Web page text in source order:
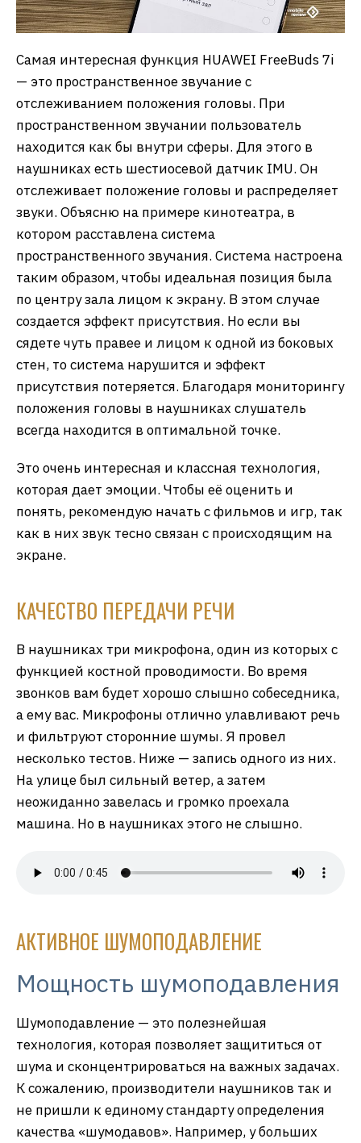
Самая интересная функция HUAWEI FreeBuds 7i
— это пространственное звучание с
отслеживанием положения головы. При
пространственном звучании пользователь
находится как бы внутри сферы. Для этого в
наушниках есть шестиосевой датчик IMU. Он
отслеживает положение головы и распределяет
звуки. Объясню на примере кинотеатра, в
котором расставлена система
пространственного звучания. Система настроена
таким образом, чтобы идеальная позиция была
по центру зала лицом к экрану. В этом случае
создается эффект присутствия. Но если вы
сядете чуть правее и лицом к одной из боковых
стен, то система нарушится и эффект
присутствия потеряется. Благодаря мониторингу
положения головы в наушниках слушатель
всегда находится в оптимальной точке.
Это очень интересная и классная технология,
которая дает эмоции. Чтобы её оценить и
понять, рекомендую начать с фильмов и игр, так
как в них звук тесно связан с происходящим на
экране.
КАЧЕСТВО ПЕРЕДАЧИ РЕЧИ
В наушниках три микрофона, один из которых с
функцией костной проводимости. Во время
звонков вам будет хорошо слышно собеседника,
а ему вас. Микрофоны отлично улавливают речь
и фильтруют сторонние шумы. Я провел
несколько тестов. Ниже — запись одного из них.
На улице был сильный ветер, а затем
неожиданно завелась и громко проехала
машина. Но в наушниках этого не слышно.
АКТИВНОЕ ШУМОПОДАВЛЕНИЕ
Мощность шумоподавления
Шумоподавление — это полезнейшая
технология, которая позволяет защититься от
шума и сконцентрироваться на важных задачах.
К сожалению, производители наушников так и
не пришли к единому стандарту определения
качества «шумодавов». Например, у больших